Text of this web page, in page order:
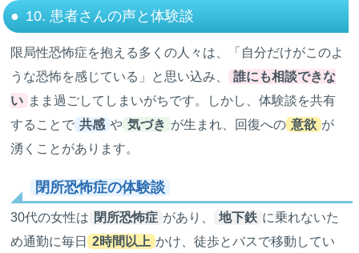
10. 患者さんの声と体験談
限局性恐怖症を抱える多くの人々は、「自分だけがこのよ
うな恐怖を感じている」と思い込み、
誰にも相談できな
い まま過ごしてしまいがちです。しかし、体験談を共有
することで 共感 や 気づき が生まれ、回復への 意欲 が
湧くことがあります。
閉所恐怖症の体験談
30代の女性は 閉所恐怖症 があり、 地下鉄 に乗れないた
め通勤に毎日 2時間以上 かけ、徒歩とバスで移動してい